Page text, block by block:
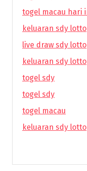
togel macau hari
keluaran sdy lotto
live draw sdy lotto
keluaran sdy lotto
togel sdy
togel sdy
togel macau
keluaran sdy lotto